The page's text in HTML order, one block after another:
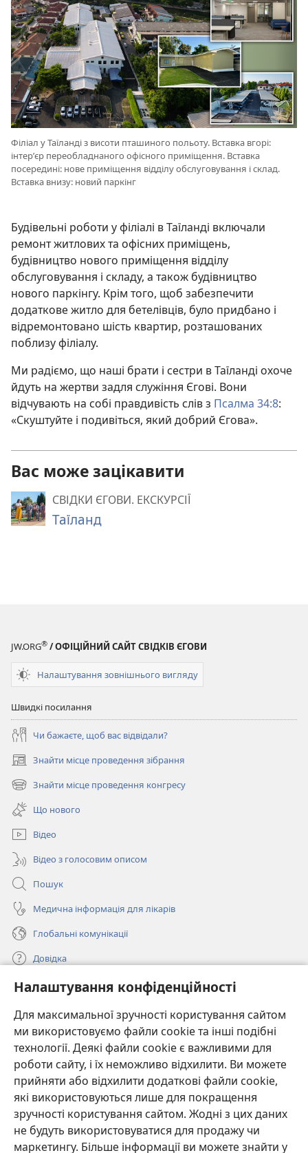
Налаштування конфіденційності
Для максимальної зручності користування сайтом
ми використовуємо файли cookie та інші подібні
технології. Деякі файли cookie є важливими для
роботи сайту, і їх неможливо відхилити. Ви можете
прийняти або відхилити додаткові файли cookie,
які використовуються лише для покращення
зручності користування сайтом. Жодні з цих даних
не будуть використовуватися для продажу чи
маркетингу. Більше інформації ви можете знайти у
Філіал у Таїланді з висоти пташиного польоту. Вставка вгорі:
інтер’єр переобладнаного офісного приміщення. Вставка
посередині: нове приміщення відділу обслуговування і склад.
Вставка внизу: новий паркінг
Будівельні роботи у філіалі в Таїланді включали
ремонт житлових та офісних приміщень,
будівництво нового приміщення відділу
обслуговування і складу, а також будівництво
нового паркінгу. Крім того, щоб забезпечити
додаткове житло для бетелівців, було придбано і
відремонтовано шість квартир, розташованих
поблизу філіалу.
Ми радіємо, що наші брати і сестри в Таїланді охоче
йдуть на жертви задля служіння Єгові. Вони
відчувають на собі правдивість слів з Псалма 34:8:
«Скуштуйте і подивіться, який добрий Єгова».
Вас може зацікавити
СВІДКИ ЄГОВИ. ЕКСКУРСІЇ
Таїланд
JW.ORG® / ОФІЦІЙНИЙ САЙТ СВІДКІВ ЄГОВИ
Налаштування зовнішнього вигляду
Швидкі посилання
Чи бажаєте, щоб вас відвідали?
Знайти місце проведення зібрання
(відкривається
у
новому
вікні)
Знайти місце проведення конгресу
(відкривається
новому
вікні)
Що нового
Відео
Відео з голосовим описом
Пошук
Медична інформація для лікарів
Глобальні комунікації
Довідка
Пожертви
(відкривається
у
новому
вікні)
ОНЛАЙН-БІБЛІОТЕКА Товариства «Вартова башта»™
(відкривається
у
новому
вікні)
JW Hub ®
(відкривається
у
новомуJW Library
Watchtower Library